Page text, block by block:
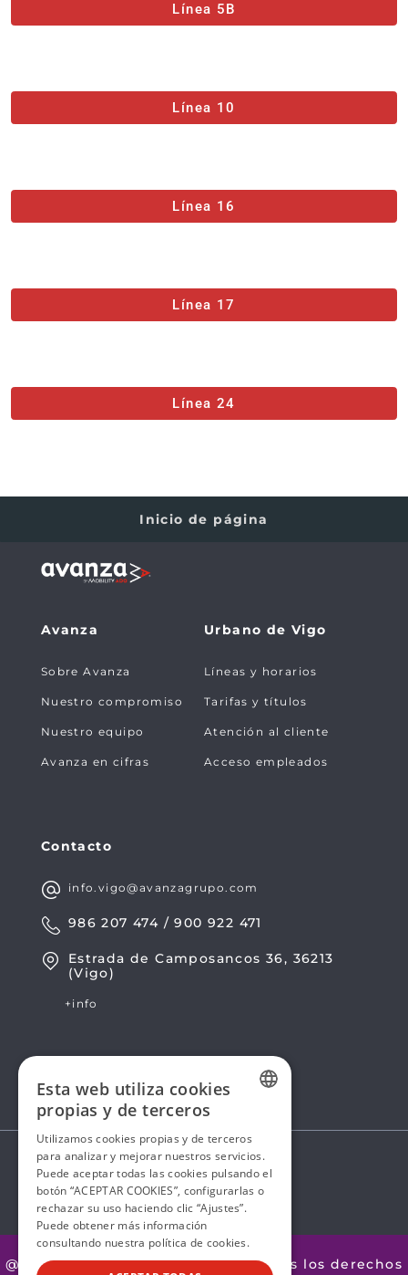
Línea 5B
Línea 10
Línea 16
Línea 17
Línea 24
Inicio de página
Avanza
Sobre Avanza
Nuestro compromiso
Nuestro equipo
Avanza en cifras
Urbano de Vigo
Líneas y horarios
Tarifas y títulos
Atención al cliente
Acceso empleados
Contacto
info.vigo@avanzagrupo.com
986 207 474 / 900 922 471
Estrada de Camposancos 36, 36213
(Vigo)
+info
@2026 Avanza by Mobility ADO. Todos los derechos
SPANISH
Esta web utiliza cookies
propias y de terceros
Utilizamos cookies propias y de terceros
para analizar y mejorar nuestros servicios.
Puede aceptar todas las cookies pulsando el
botón “ACEPTAR COOKIES”, configurarlas o
rechazar su uso haciendo clic “Ajustes”.
Puede obtener más información
consultando nuestra política de cookies.